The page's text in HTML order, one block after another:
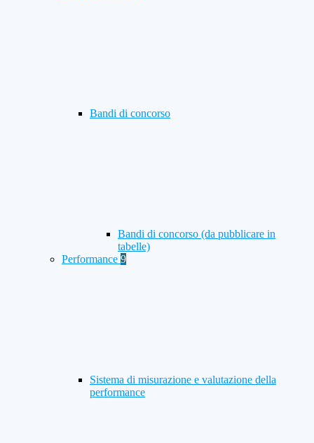
Bandi di concorso
Bandi di concorso (da pubblicare in
tabelle)
Performance 9
Sistema di misurazione e valutazione della
performance